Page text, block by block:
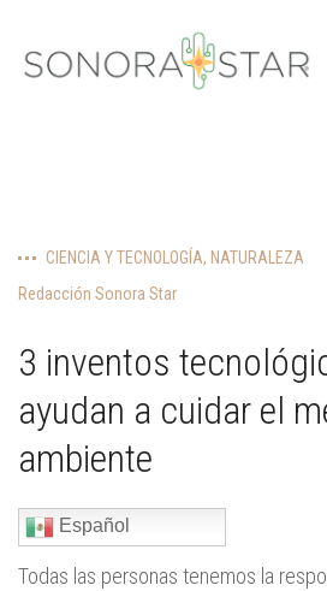
CIENCIA Y TECNOLOGÍA, NATURALEZA
Redacción Sonora Star
3 inventos
ayudan a cuidar el
ambiente
Español
Todas las personas tenemos la